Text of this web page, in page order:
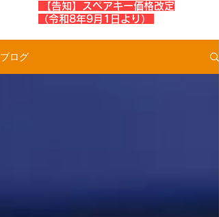
​【告知】スペアキー価格改定
（令和8年9月1日より）
ブログ